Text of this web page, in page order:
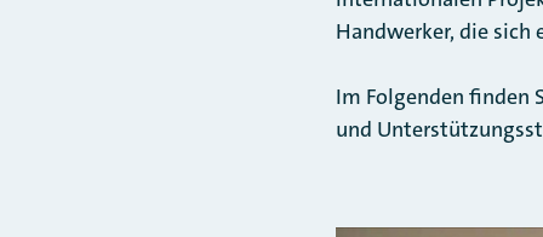
Handwerker, die sich
Im Folgenden finden
und